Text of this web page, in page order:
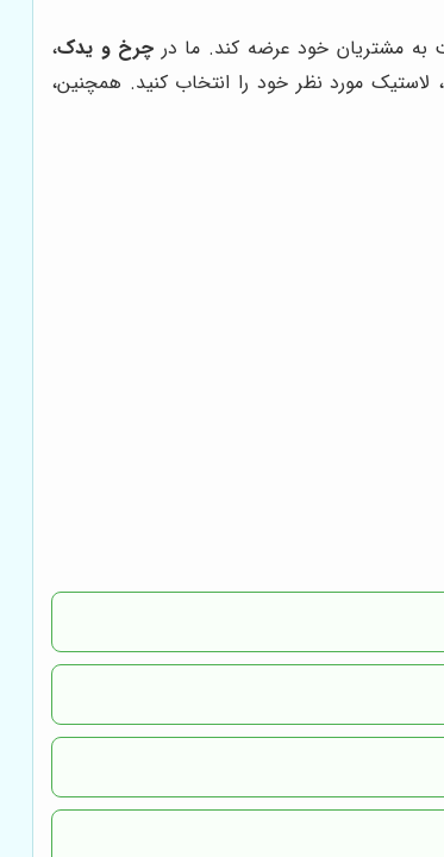
به مشتریان خود عرضه کند. ما در چرخ و یدک،
لاستیک مورد نظر خود را انتخاب کنید. همچنین،